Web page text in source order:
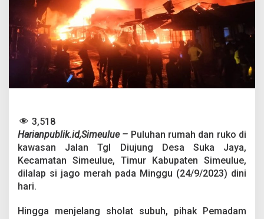
u
l
u
e
D
i
l
a
l
i
J
a
g
o
a
3,518
Harianpublik.id,Simeulue – Puluhan rumah dan ruko di
kawasan Jalan Tgl Diujung Desa Suka Jaya,
Kecamatan Simeulue, Timur Kabupaten Simeulue,
dilalap si jago merah pada Minggu (24/9/2023) dini
hari.
Hingga menjelang sholat subuh, pihak Pemadam